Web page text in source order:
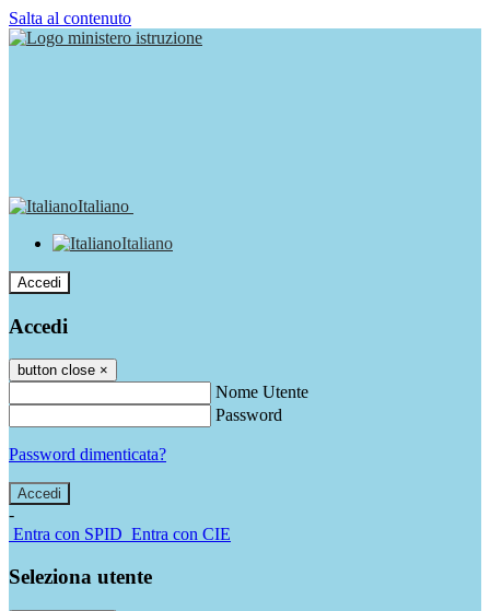
Salta al contenuto
Italiano
Italiano
Accedi
Accedi
button close ×
Nome Utente
Password
Password dimenticata?
-
Entra con SPID Entra con CIE
Seleziona utente